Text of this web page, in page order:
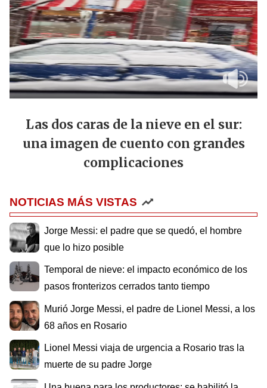
Las dos caras de la nieve en el sur:
una imagen de cuento con grandes
complicaciones
NOTICIAS MÁS VISTAS
Jorge Messi: el padre que se quedó, el hombre
que lo hizo posible
Temporal de nieve: el impacto económico de los
pasos fronterizos cerrados tanto tiempo
Murió Jorge Messi, el padre de Lionel Messi, a los
68 años en Rosario
Lionel Messi viaja de urgencia a Rosario tras la
muerte de su padre Jorge